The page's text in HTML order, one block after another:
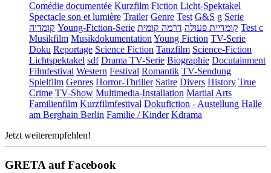
Comédie documentée Kurzfilm Fiction Licht-Spektakel
Spectacle son et lumière Trailer Genre Test G&S g Serie
קומדיה Young-Fiction-Serie קומדיית פעולה דרמה קומית
Test c
Musikfilm MusikdokumentationYoung Fiction TV-Serie
Doku Reportage Science Fiction Tanzfilm Science-Fiction
Lichtspektakel sdf Drama TV-Serie Biographie Docutainment
Filmfestival Western Festival Romantik TV-Sendung
Spielfilm Genres Horror-Thriller Satire Divers History True
Crime TV-Show Multimedia-Installation Martial Arts
Familienfilm Kurzfilmfestival Dokufiction -Austellung Halle
am Berghain Berlin Familie / Kinder Kdrama
Jetzt weiterempfehlen!
GRETA auf Facebook